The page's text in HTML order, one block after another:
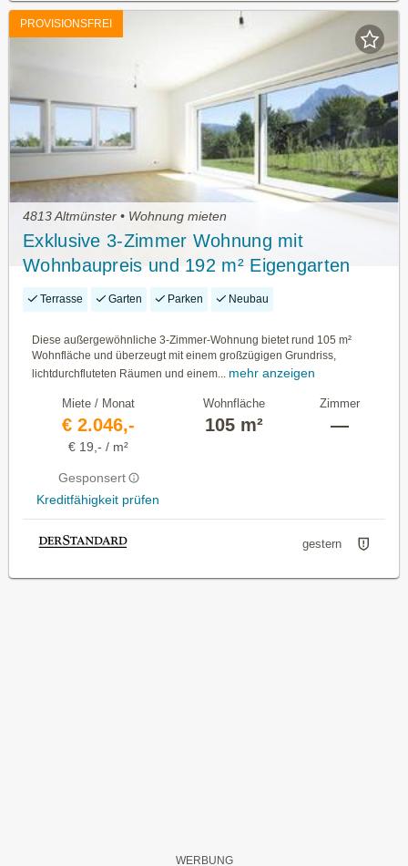
PROVISIONSFREI
4813 Altmünster • Wohnung mieten
Exklusive 3-Zimmer Wohnung mit
Wohnbaupreis und 192 m² Eigengarten
Terrasse Garten Parken Neubau
Diese außergewöhnliche 3-Zimmer-Wohnung bietet rund 105 m²
Wohnfläche und überzeugt mit einem großzügigen Grundriss,
lichtdurchfluteten Räumen und einem... mehr anzeigen
Miete / Monat
€ 2.046,-
€ 19,- / m²
Gesponsert
Kreditfähigkeit prüfen
Wohnfläche
105 m²
Zimmer
—
gestern